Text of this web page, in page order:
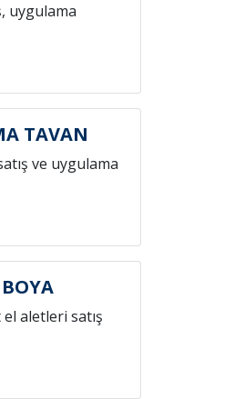
uygulama
TAVAN
ve uygulama
aletleri satış